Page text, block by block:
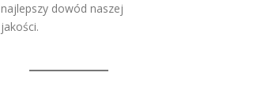
najlepszy dowód naszej
jakości.